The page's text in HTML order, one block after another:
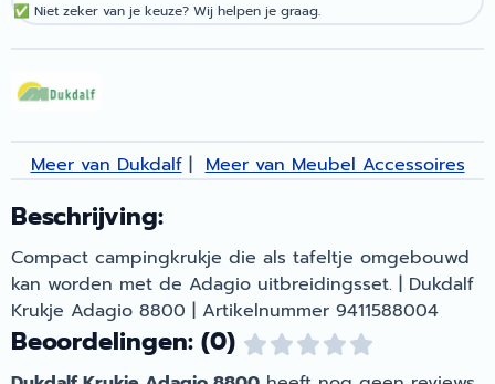
✅ Niet zeker van je keuze? Wij helpen je graag.
Meer van Dukdalf| Meer van Meubel Accessoires
Beschrijving:
Compact campingkrukje die als tafeltje omgebouwd
kan worden met de Adagio uitbreidingsset. | Dukdalf
Krukje Adagio 8800 | Artikelnummer 9411588004
Beoordelingen: (0)